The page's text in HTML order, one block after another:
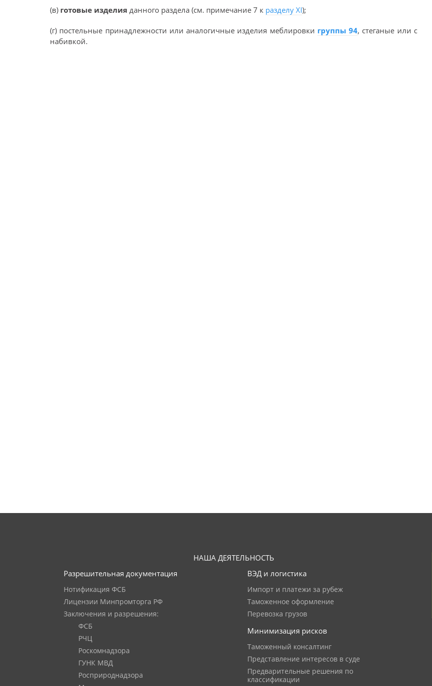
(в) готовые изделия данного раздела (см. примечание 7 к разделу XI);
(г) постельные принадлежности или аналогичные изделия меблировки группы 94, стеганые или с
набивкой.
НАША ДЕЯТЕЛЬНОСТЬ
Разрешительная документация
Нотификация ФСБ
Лицензии Минпромторга РФ
Заключения и разрешения:
ФСБ
РЧЦ
Роскомнадзора
ГУНК МВД
Росприроднадзора
ВЭД и логистика
Импорт и платежи за рубеж
Таможенное оформление
Перевозка грузов
Минимизация рисков
Таможенный консалтинг
Представление интересов в суде
Предварительные решения по
классификации